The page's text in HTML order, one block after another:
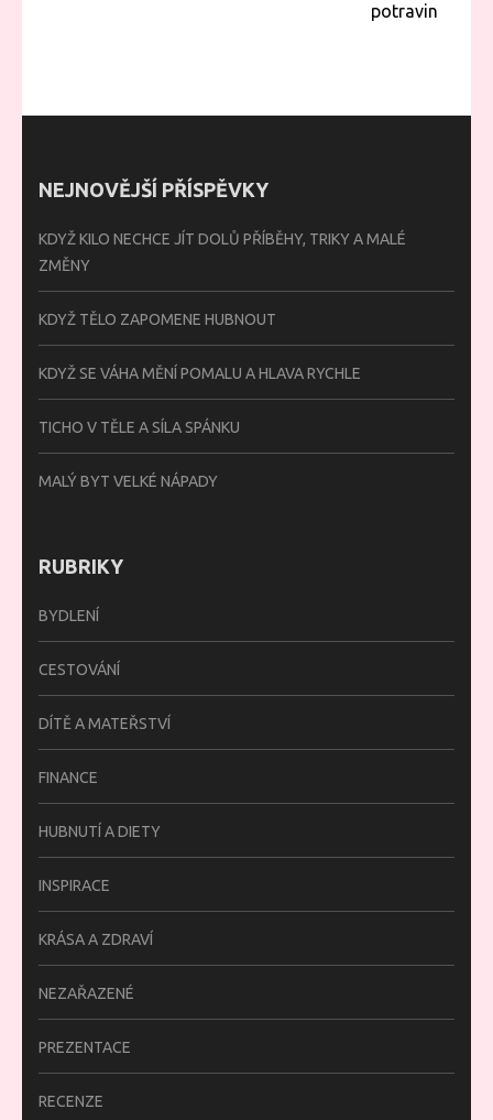
potravin
NEJNOVĚJŠÍ PŘÍSPĚVKY
KDYŽ KILO NECHCE JÍT DOLŮ PŘÍBĚHY, TRIKY A MALÉ
ZMĚNY
KDYŽ TĚLO ZAPOMENE HUBNOUT
KDYŽ SE VÁHA MĚNÍ POMALU A HLAVA RYCHLE
TICHO V TĚLE A SÍLA SPÁNKU
MALÝ BYT VELKÉ NÁPADY
RUBRIKY
BYDLENÍ
CESTOVÁNÍ
DÍTĚ A MATEŘSTVÍ
FINANCE
HUBNUTÍ A DIETY
INSPIRACE
KRÁSA A ZDRAVÍ
NEZAŘAZENÉ
PREZENTACE
RECENZE